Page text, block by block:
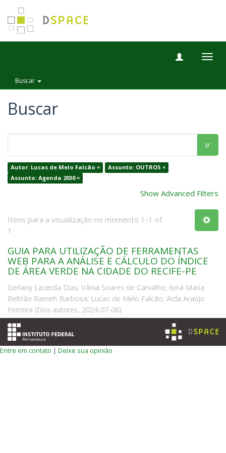
Buscar
Buscar
Ir
Autor: Lucas de Melo Falcão ×
Assunto: OUTROS ×
Assunto: Agenda 2030 ×
Show Advanced Filters
Itens para a visualização no momento 1-1 of
1
GUIA PARA UTILIZAÇÃO DE FERRAMENTAS
WEB PARA A ANÁLISE E CÁLCULO DO ÍNDICE
DE ÁREA VERDE NA CIDADE DO RECIFE-PE
Gerlany Lacerda Dias; Vânia Soares de Carvalho; Ioná Maria
Beltrão Rameh Barbosa; Lucas de Melo Falcão; Aida Araújo
Ferreira (Dos autores, 2024-07-08)
Entre em contato | Deixe sua opinião